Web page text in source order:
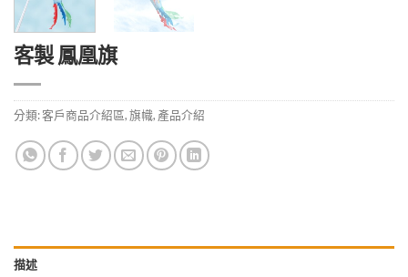
客製 鳳凰旗
分類:客戶商品介紹區,旗幟, 產品介紹
描述